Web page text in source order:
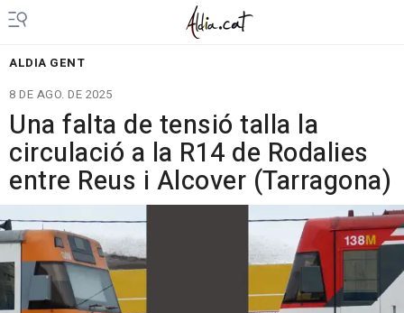
ALDIA GENT
8 DE AGO. DE 2025
Una falta de tensió talla la
circulació a la R14 de Rodalies
entre Reus i Alcover (Tarragona)